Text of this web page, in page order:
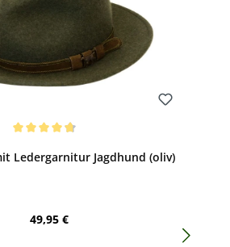
Ledergarnitur Jagdhund (oliv)
Regulärer Preis:
49,95 €